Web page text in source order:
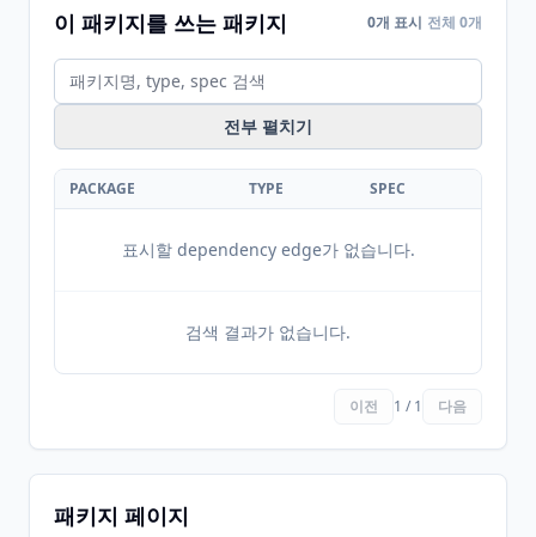
이 패키지를 쓰는 패키지 0개 표시 전체 0개
전부 펼치기
PACKAGE TYPE SPEC
표시할 dependency edge가 없습니다.
검색 결과가 없습니다.
이전 1 / 1 다음
패키지 페이지